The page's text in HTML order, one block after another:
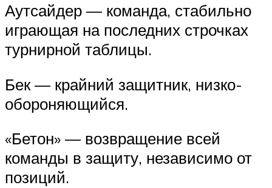
Аутсайдер — команда, стабильно
играющая на последних строчках
турнирной таблицы.
Бек — крайний защитник, низко-
обороняющийся.
«Бетон» — возвращение всей
команды в защиту, независимо от
позиций.